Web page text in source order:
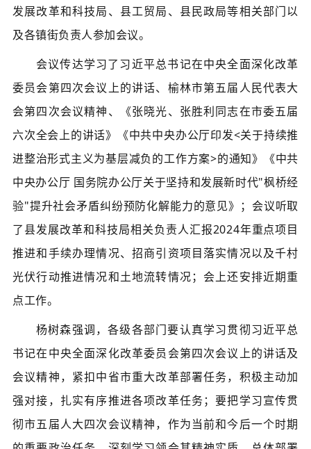
发展改革和科技局、县工贸局、县民政局等相关部门以
及各镇街负责人参加会议。
会议传达学习了习近平总书记在中央全面深化改革
委员会第四次会议上的讲话、榆林市第五届人民代表大
会第四次会议精神、《张晓光、张胜利同志在市委五届
六次全会上的讲话》《中共中央办公厅印发<关于持续推
进整治形式主义为基层减负的工作方案>的通知》《中共
中央办公厅 国务院办公厅关于坚持和发展新时代"枫桥经
验"提升社会矛盾纠纷预防化解能力的意见》； 会议听取
了县发展改革和科技局相关负责人汇报2024年重点项目
推进和手续办理情况、招商引资项目落实情况以及千村
光伏行动推进情况和土地流转情况； 会上还安排近期重
点工作。
杨树森强调，各级各部门要认真学习贯彻习近平总
书记在中央全面深化改革委员会第四次会议上的讲话及
会议精神，紧扣中省市重大改革部署任务，积极主动加
强对接，扎实有序推进各项改革任务；要把学习宣传贯
彻市五届人大四次会议精神，作为当前和今后一个时期